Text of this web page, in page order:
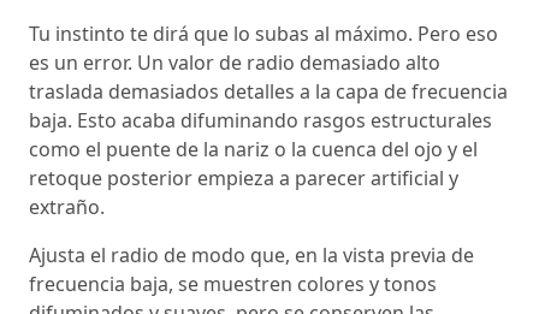
Tu instinto te dirá que lo subas al máximo. Pero eso
es un error. Un valor de radio demasiado alto
traslada demasiados detalles a la capa de frecuencia
baja. Esto acaba difuminando rasgos estructurales
como el puente de la nariz o la cuenca del ojo y el
retoque posterior empieza a parecer artificial y
extraño.
Ajusta el radio de modo que, en la vista previa de
frecuencia baja, se muestren colores y tonos